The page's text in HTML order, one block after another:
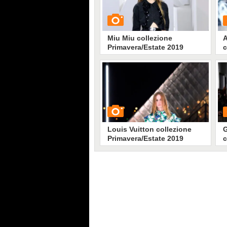
Miu Miu collezione
Primavera/Estate 2019
2176 • diStile e trend
Louis Vuitton collezione
Primavera/Estate 2019